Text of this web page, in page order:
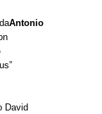
daAntonio
David